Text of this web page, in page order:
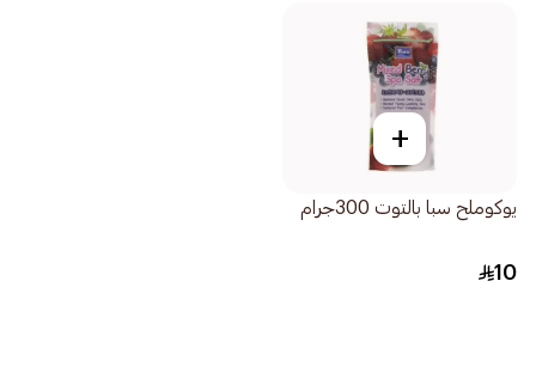
+
يوكوملح سبا بالتوت 300جرام
10